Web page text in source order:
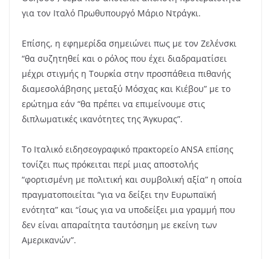
για τον Ιταλό Πρωθυπουργό Μάριο Ντράγκι.
Επίσης, η εφημερίδα σημειώνει πως με τον Ζελένσκι
“θα συζητηθεί και ο ρόλος που έχει διαδραματίσει
μέχρι στιγμής η Τουρκία στην προσπάθεια πιθανής
διαμεσολάβησης μεταξύ Μόσχας και Κιέβου” με το
ερώτημα εάν “θα πρέπει να επιμείνουμε στις
διπλωματικές ικανότητες της Άγκυρας”.
Το Ιταλικό ειδησεογραφικό πρακτορείο ANSA επίσης
τονίζει πως πρόκειται περί μιας αποστολής
“φορτισμένη με πολιτική και συμβολική αξία” η οποία
πραγματοποιείται “για να δείξει την Ευρωπαϊκή
ενότητα” και “ίσως για να υποδείξει μια γραμμή που
δεν είναι απαραίτητα ταυτόσημη με εκείνη των
Αμερικανών”.